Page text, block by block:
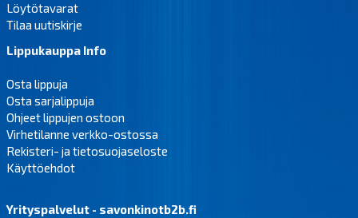
Löytötavarat
Tilaa uutiskirje
Lippukauppa Info
Osta lippuja
Osta sarjalippuja
Ohjeet lippujen ostoon
Virhetilanne verkko-ostossa
Rekisteri- ja tietosuojaseloste
Käyttöehdot
Yrityspalvelut - savonkinotb2b.fi